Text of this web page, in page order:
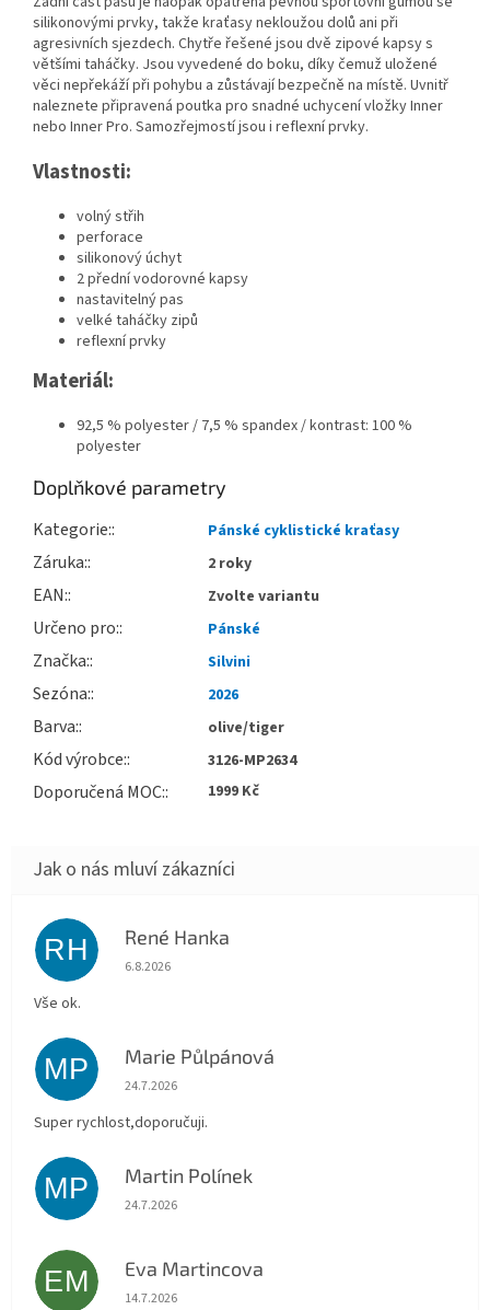
silikonovými prvky, takže kraťasy nekloužou dolů ani při
agresivních sjezdech. Chytře řešené jsou dvě zipové kapsy s
většími taháčky. Jsou vyvedené do boku, díky čemuž uložené
věci nepřekáží při pohybu a zůstávají bezpečně na místě. Uvnitř
naleznete připravená poutka pro snadné uchycení vložky Inner
nebo Inner Pro. Samozřejmostí jsou i reflexní prvky.
Vlastnosti:
volný střih
perforace
silikonový úchyt
2 přední vodorovné kapsy
nastavitelný pas
velké taháčky zipů
reflexní prvky
Materiál:
92,5 % polyester / 7,5 % spandex / kontrast: 100 %
polyester
Doplňkové parametry
Kategorie: Pánské cyklistické kraťasy
Záruka: 2 roky
EAN: Zvolte variantu
Určeno pro: Pánské
Značka: Silvini
Sezóna: 2026
Barva: olive/tiger
Kód výrobce: 3126-MP2634
Doporučená MOC: 1999 Kč
RH René Hanka
Hodnocení obchodu je 5 z 5 hvězdiček.
6.8.2026
Vše ok.
MP Marie Půlpánová
Hodnocení obchodu je 5 z 5 hvězdiček.
24.7.2026
Super rychlost,doporučuji.
MP Martin Polínek
Hodnocení obchodu je 5 z 5 hvězdiček.
24.7.2026
EM Eva Martincova
Hodnocení obchodu je 5 z 5 hvězdiček.
14.7.2026